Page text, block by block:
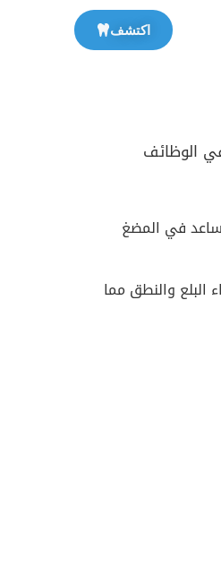
اكتشف
الوظائف
في المضغ
البلع والنطق مما